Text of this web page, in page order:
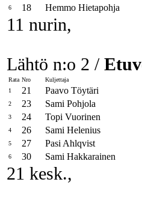
6 18 Hemmo Hietapohja
11 nurin,
Lähtö n:o 2 /
Rata Nro Kuljettaja
1
21 Paavo Töytäri
2 23 Sami Pohjola
3 24 Topi Vuorinen
4 26 Sami Helenius
5 27 Pasi Ahlqvist
6 30 Sami Hakkarainen
21 kesk.,